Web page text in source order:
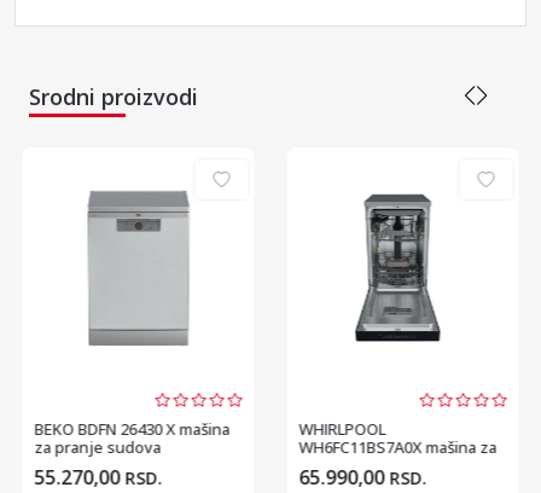
Srodni proizvodi
BEKO BDFN 26430 X mašina
za pranje sudova
55.270,00 RSD.
WHIRLPOOL
WH6FC11BS7A0X mašina za
pranje sudova - 45cm
65.990,00 RSD.